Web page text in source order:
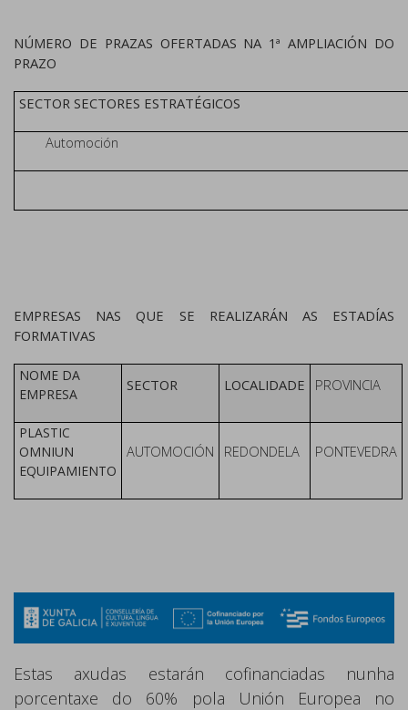
NÚMERO DE PRAZAS OFERTADAS NA 1ª AMPLIACIÓN DO
PRAZO
SECTOR SECTORES ESTRATÉGICOS
Automoción
EMPRESAS NAS QUE SE REALIZARÁN AS ESTADÍAS
FORMATIVAS
NOME DA
EMPRESA
SECTOR LOCALIDADE PROVINCIA
PLASTIC
OMNIUN
EQUIPAMIENTO
AUTOMOCIÓN REDONDELA PONTEVEDRA
Estas axudas estarán cofinanciadas nunha
porcentaxe do 60% pola Unión Europea no